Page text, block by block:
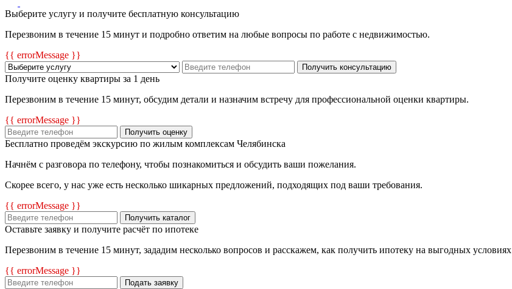
Выберите услугу и получите бесплатную консультацию
Перезвоним в течение 15 минут и подробно ответим на любые вопросы по работе с недвижимостью.
{{ errorMessage }}
Получить консультацию
Получите оценку квартиры за 1 день
Перезвоним в течение 15 минут, обсудим детали и назначим встречу для профессиональной оценки квартиры.
{{ errorMessage }}
Получить оценку
Бесплатно проведём экскурсию по жилым комплексам Челябинска
Начнём с разговора по телефону, чтобы познакомиться и обсудить ваши пожелания.
Скорее всего, у нас уже есть несколько шикарных предложений, подходящих под ваши требования.
{{ errorMessage }}
Получить каталог
Оставьте заявку и получите расчёт по ипотеке
Перезвоним в течение 15 минут, зададим несколько вопросов и расскажем, как получить ипотеку на выгодных условиях
{{ errorMessage }}
Подать заявку